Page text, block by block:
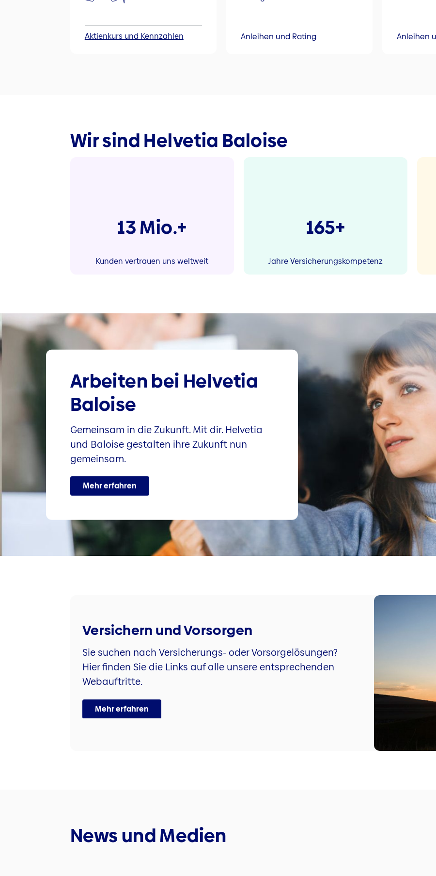
Aktienkurs und Kennzahlen Anleihen und Rating Anleihen
Wir sind Helvetia Baloise
13 Mio.+
Kunden vertrauen uns weltweit
165+
Jahre Versicherungskompetenz
Arbeiten bei Helvetia
Baloise
Gemeinsam in die Zukunft. Mit dir. Helvetia
und Baloise gestalten ihre Zukunft nun
gemeinsam.
Mehr erfahren
Versichern und Vorsorgen
Sie suchen nach Versicherungs- oder Vorsorgelösungen?
Hier finden Sie die Links auf alle unsere entsprechenden
Webauftritte.
Mehr erfahren
News und Medien